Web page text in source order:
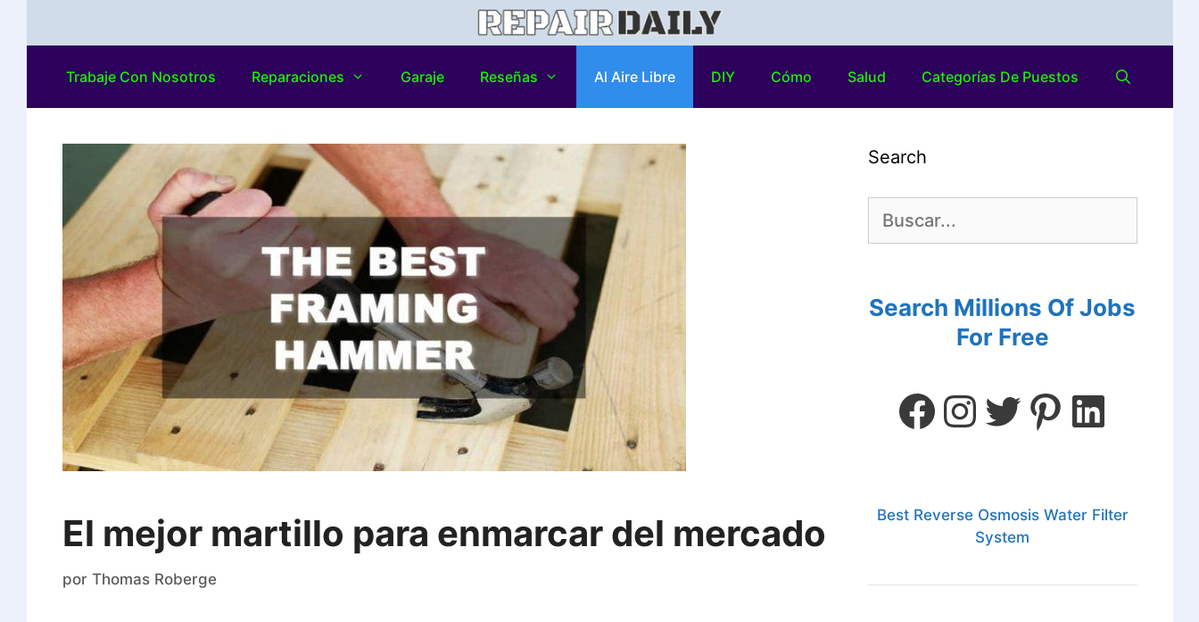
Trabaje Con Nosotros Reparaciones Garaje Reseñas Al Aire Libre DIY Cómo Salud Categorías De Puestos
El mejor martillo para enmarcar del mercado
por Thomas Roberge
Search
Search Millions Of Jobs
For Free
Best Reverse Osmosis Water Filter
System